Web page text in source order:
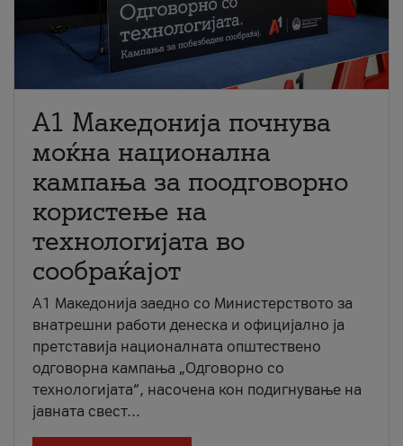
A1 Македонија почнува
моќна национална
кампања за поодговорно
користење на
технологијата во
сообраќајот
A1 Македонија заедно со Министерството за
внатрешни работи денеска и официјално ја
претставија националната општествено
одговорна кампања „Одговорно со
технологијата“, насочена кон подигнување на
јавната свест...